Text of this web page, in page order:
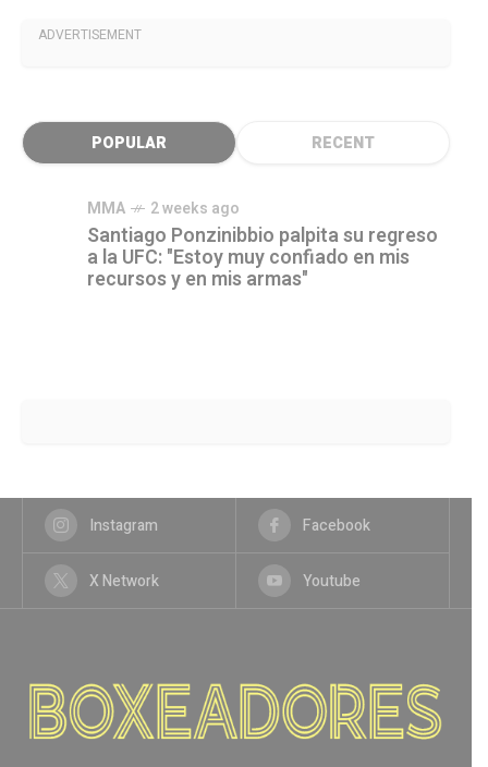
ADVERTISEMENT
POPULAR RECENT
MMA 2 weeks ago
Santiago Ponzinibbio palpita su regreso
a la UFC: "Estoy muy confiado en mis
recursos y en mis armas"
Instagram Facebook
X Network Youtube